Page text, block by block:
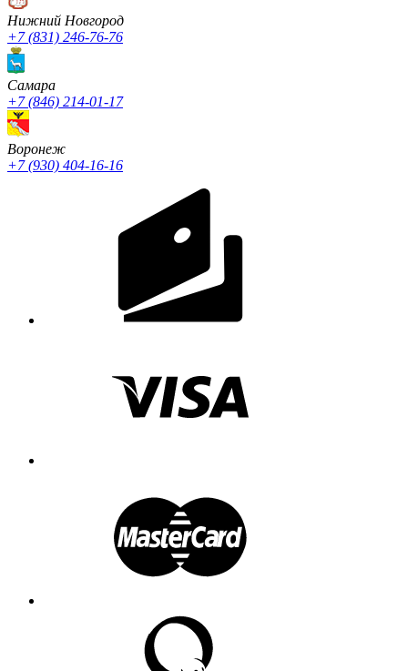
Нижний Новгород
+7 (831) 246-76-76
Cамара
+7 (846) 214-01-17
Воронеж
+7 (930) 404-16-16